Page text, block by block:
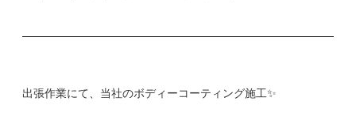
出張作業にて、当社のボディーコーティング施工✨